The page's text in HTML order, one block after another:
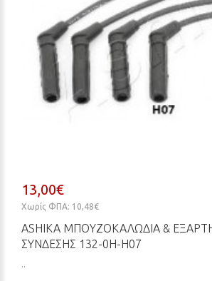
13,00€
Χωρίς ΦΠΑ: 10,48€
ASHIKA ΜΠΟΥΖΟΚΑΛΏΔΙΑ &
ΣΎΝΔΕΣΗΣ 132-0H-H07
..